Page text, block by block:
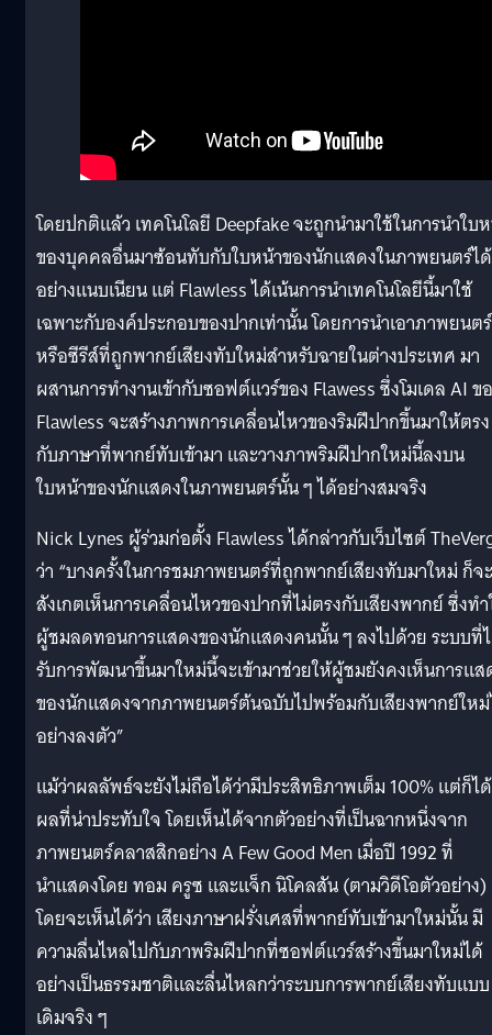
โดยปกติแล้ว เทคโนโลยี Deepfake จะถูกนำมาใช้ในการนำใบ
ของบุคคลอื่นมาซ้อนทับกับใบหน้าของนักแสดงในภาพยนตร์ได้
อย่างแนบเนียน แต่ Flawless ได้เน้นการนำเทคโนโลยีนี้มาใช้
เฉพาะกับองค์ประกอบของปากเท่านั้น โดยการนำเอาภาพยนตร์
หรือซีรีส์ที่ถูกพากย์เสียงทับใหม่สำหรับฉายในต่างประเทศ มา
ผสานการทำงานเข้ากับซอฟต์แวร์ของ Flawess ซึ่งโมเดล AI ข
Flawless จะสร้างภาพการเคลื่อนไหวของริมฝีปากขึ้นมาให้ตรง
กับภาษาที่พากย์ทับเข้ามา และวางภาพริมฝีปากใหม่นี้ลงบน
ใบหน้าของนักแสดงในภาพยนตร์นั้น ๆ ได้อย่างสมจริง
Nick Lynes ผู้ร่วมก่อตั้ง Flawless ได้กล่าวกับเว็บไซต์
ว่า “บางครั้งในการชมภาพยนตร์ที่ถูกพากย์เสียงทับมาใหม่ ก็จะ
สังเกตเห็นการเคลื่อนไหวของปากที่ไม่ตรงกับเสียงพากย์ ซึ่งท
ผู้ชมลดทอนการแสดงของนักแสดงคนนั้น ๆ ลงไปด้วย ระบบที่
รับการพัฒนาขึ้นมาใหม่นี้จะเข้ามาช่วยให้ผู้ชมยังคงเห็นการแส
ของนักแสดงจากภาพยนตร์ต้นฉบับไปพร้อมกับเสียงพากย์ให
อย่างลงตัว”
แม้ว่าผลลัพธ์จะยังไม่ถือได้ว่ามีประสิทธิภาพเต็ม 100% แต่ก็ได้
ผลที่น่าประทับใจ โดยเห็นได้จากตัวอย่างที่เป็นฉากหนึ่งจาก
ภาพยนตร์คลาสสิกอย่าง A Few Good Men เมื่อปี 1992 ที่
นำแสดงโดย ทอม ครูซ และแจ็ก นิโคลสัน (ตามวิดีโอตัวอย่าง)
โดยจะเห็นได้ว่า เสียงภาษาฝรั่งเศสที่พากย์ทับเข้ามาใหม่นั้น มี
ความลื่นไหลไปกับภาพริมฝีปากที่ซอฟต์แวร์สร้างขึ้นมาใหม่ได้
อย่างเป็นธรรมชาติและลื่นไหลกว่าระบบการพากย์เสียงทับแบบ
เดิมจริง ๆ